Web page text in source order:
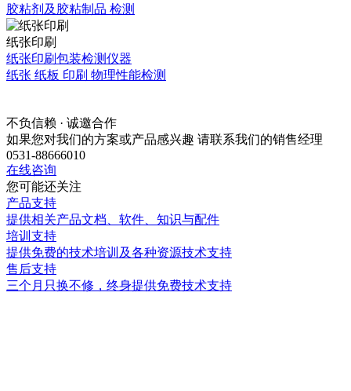
胶粘剂及胶粘制品 检测
纸张印刷
纸张印刷包装检测仪器
纸张 纸板 印刷 物理性能检测
不负信赖 · 诚邀合作
如果您对我们的方案或产品感兴趣 请联系我们的销售经理
0531-88666010
在线咨询
您可能还关注
产品支持
提供相关产品文档、软件、知识与配件
培训支持
提供免费的技术培训及各种资源技术支持
售后支持
三个月只换不修，终身提供免费技术支持